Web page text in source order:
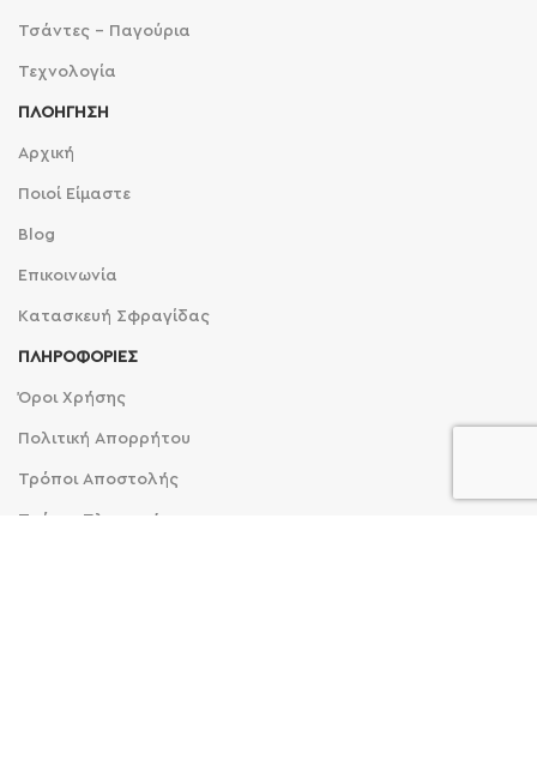
Τσάντες - Παγούρια
Τεχνολογία
ΠΛΟΗΓΗΣΗ
Αρχική
Ποιοί Είμαστε
Blog
Επικοινωνία
Κατασκευή Σφραγίδας
ΠΛΗΡΟΦΟΡΙΕΣ
Όροι Χρήσης
Πολιτική Απορρήτου
Τρόποι Αποστολής
Τρόποι Πληρωμής